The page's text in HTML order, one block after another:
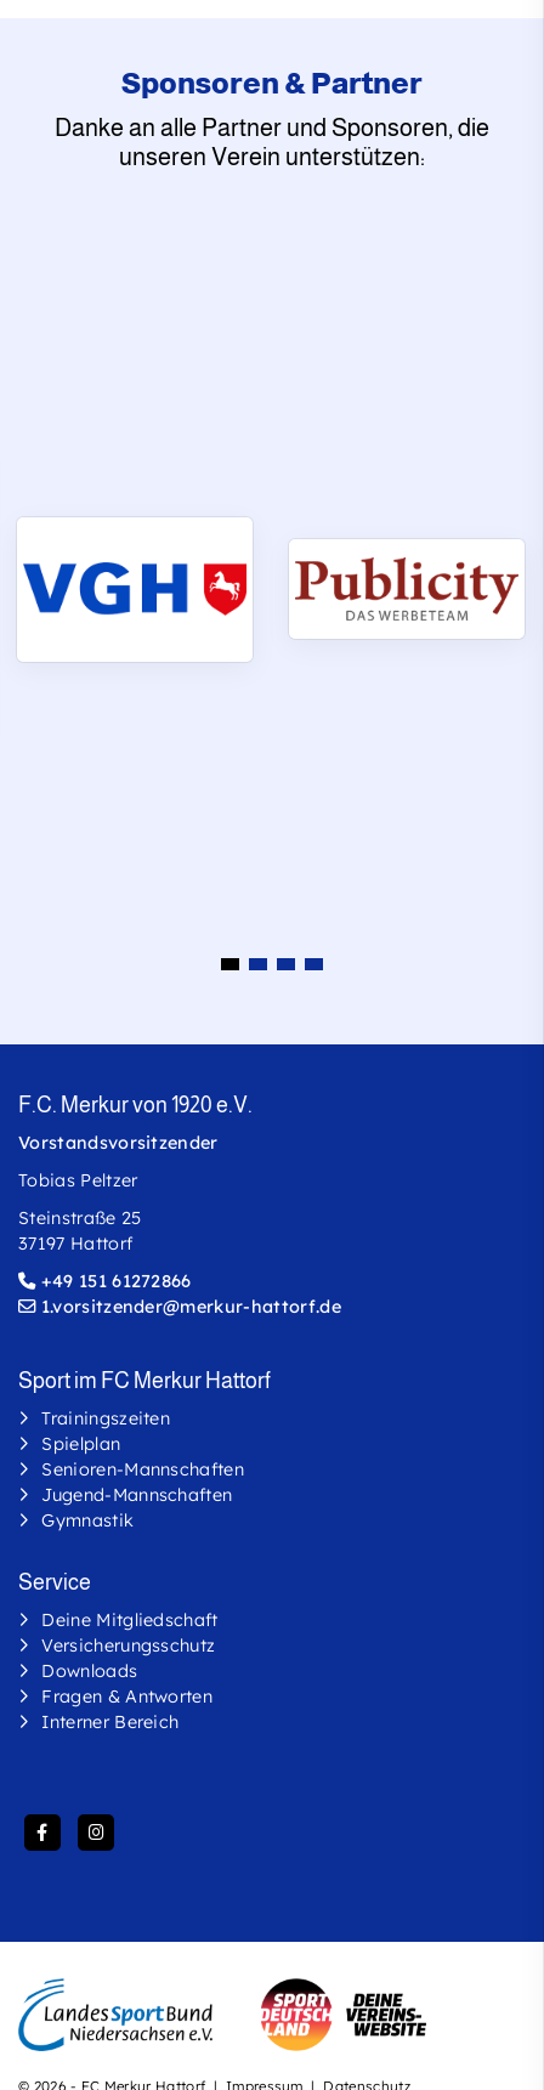
Sponsoren & Partner
Danke an alle Partner und Sponsoren, die
unseren Verein unterstützen:
F.C. Merkur von 1920 e.V.
Vorstandsvorsitzender
Tobias Peltzer
Steinstraße 25
37197 Hattorf
+49 151 61272866
1.vorsitzender@merkur-hattorf.de
Sport im FC Merkur Hattorf
Trainingszeiten
Spielplan
Senioren-Mannschaften
Jugend-Mannschaften
Gymnastik
Service
DeineMitgliedschaft
Versicherungsschutz
Downloads
Fragen & Antworten
Interner Bereich
© 2026 - FC Merkur Hattorf | Impressum | Datenschutz